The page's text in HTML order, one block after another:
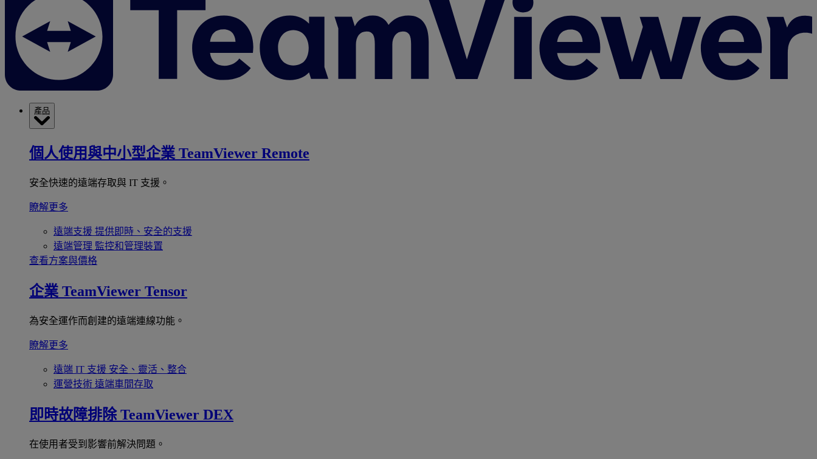
產品
個人使用與中小型企業 TeamViewer Remote
安全快速的遠端存取與 IT 支援。
瞭解更多
遠端支援 提供即時、安全的支援
遠端管理 監控和管理裝置
查看方案與價格
企業 TeamViewer Tensor
為安全運作而創建的遠端連線功能。
瞭解更多
遠端 IT 支援 安全、靈活、整合
運營技術 遠端車間存取
即時故障排除 TeamViewer DEX
在使用者受到影響前解決問題。